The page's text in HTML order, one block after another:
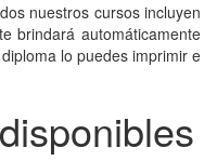
nuestros cursos incluyen
brindará automáticamente
lo puedes imprimir e